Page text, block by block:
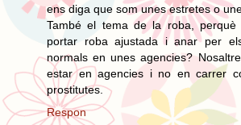
ens diga que som unes estretes o
També el tema de la roba,
portar roba ajustada i anar per
normals en unes agencies?
estar en agencies i no en carrer
prostitutes.
Respon